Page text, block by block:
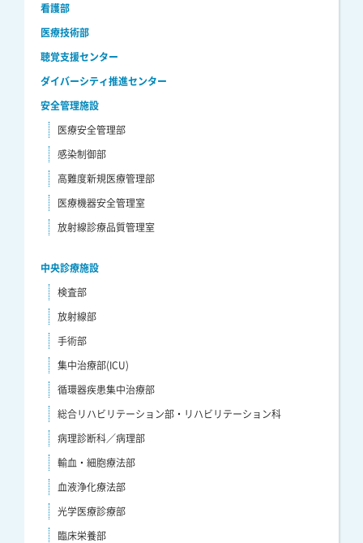
看護部
医療技術部
聴覚支援センター
ダイバーシティ推進センター
安全管理施設
医療安全管理部
感染制御部
高難度新規医療管理部
医療機器安全管理室
放射線診療品質管理室
中央診療施設
検査部
放射線部
手術部
集中治療部(ICU)
循環器疾患集中治療部
総合リハビリテーション部・リハビリテーション科
病理診断科／病理部
輸血・細胞療法部
血液浄化療法部
光学医療診療部
臨床栄養部